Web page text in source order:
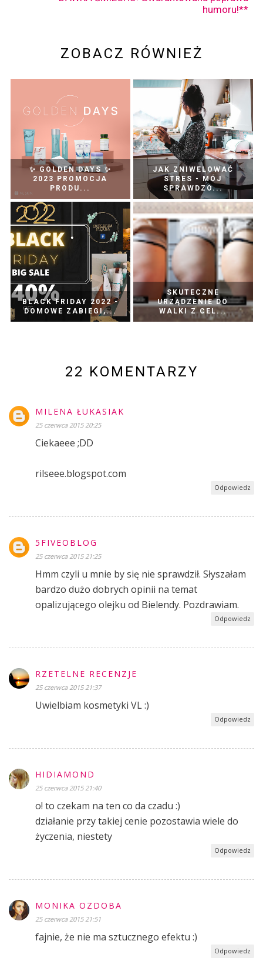
humoru!**
ZOBACZ RÓWNIEŻ
✨ GOLDEN DAYS ✨
2023 PROMOCJA
PRODU...
JAK ZNIWELOWAĆ
STRES - MÓJ
SPRAWDZO...
BLACK FRIDAY 2022 -
DOMOWE ZABIEGI,...
SKUTECZNE
URZĄDZENIE DO
WALKI Z CEL...
22 KOMENTARZY
MILENA ŁUKASIAK
25 czerwca 2015 20:25
Ciekaeee ;DD
rilseee.blogspot.com
Odpowiedz
5FIVEOBLOG
25 czerwca 2015 21:25
Hmm czyli u mnie by się nie sprawdził. Słyszałam
bardzo dużo dobrych opinii na temat
opalizującego olejku od Bielendy. Pozdrawiam.
Odpowiedz
RZETELNE RECENZJE
25 czerwca 2015 21:37
Uwielbiam kosmetyki VL :)
Odpowiedz
HIDIAMOND
25 czerwca 2015 21:40
o! to czekam na ten co da czadu :)
działanie przy takiej cenie pozostawia wiele do
życzenia, niestety
Odpowiedz
MONIKA OZDOBA
25 czerwca 2015 21:51
fajnie, że nie ma sztucznego efektu :)
Odpowiedz